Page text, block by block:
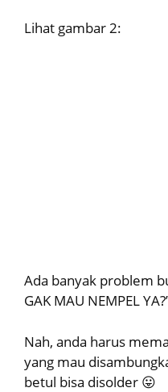
Lihat gambar 2:
Ada banyak problem
GAK MAU NEMPEL
Nah, anda harus
yang mau
betul bisa disolder 😛